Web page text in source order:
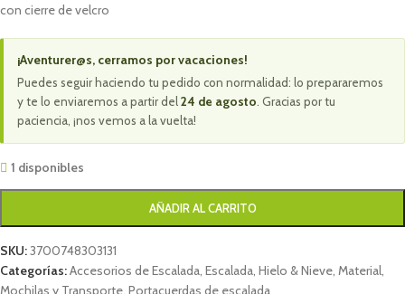
con cierre de velcro
¡Aventurer@s, cerramos por vacaciones!
Puedes seguir haciendo tu pedido con normalidad: lo prepararemos
y te lo enviaremos a partir del24 de agosto . Gracias por tu
paciencia, ¡nos vemos a la vuelta!
1 disponibles
AÑADIR AL CARRITO
SKU:3700748303131
Categorías:Accesorios de Escalada, Escalada, Hielo & Nieve, Material,
Mochilas y Transporte, Portacuerdas de escalada